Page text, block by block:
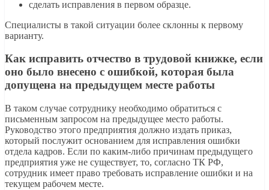
сделать исправления в первом образце.
Специалисты в такой ситуации более склонны к первому
варианту.
Как исправить отчество в трудовой книжке, если
оно было внесено с ошибкой, которая была
допущена на предыдущем месте работы
В таком случае сотруднику необходимо обратиться с
письменным запросом на предыдущее место работы.
Руководство этого предприятия должно издать приказ,
который послужит основанием для исправления ошибки
отдела кадров. Если по каким-либо причинам предыдущего
предприятия уже не существует, то, согласно ТК РФ,
сотрудник имеет право требовать исправление ошибки и на
текущем рабочем месте.